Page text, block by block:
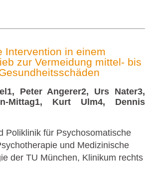
Intervention in einem
zur Vermeidung mittel- bis
Peter Angerer2, Urs Nater3,
Mittag1, Kurt Ulm4, Dennis
Poliklinik für Psychosomatische
und Medizinische
der TU München, Klinikum rechts